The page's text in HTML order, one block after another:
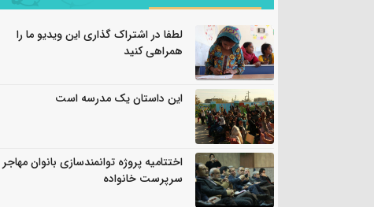
لطفا در اشتراک گذاری این ویدیو ما را
همراهی کنید
این داستان یک مدرسه است
اختتامیه پروژه توانمندسازی بانوان مهاجر
سرپرست خانواده